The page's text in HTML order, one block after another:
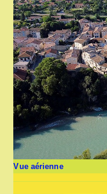
Vue aérienne